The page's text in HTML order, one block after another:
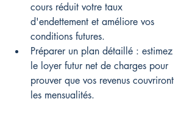
cours réduit votre taux
d'endettement et améliore vos
conditions futures.
Préparer un plan détaillé : estimez
le loyer futur net de charges pour
prouver que vos revenus couvriront
les mensualités.